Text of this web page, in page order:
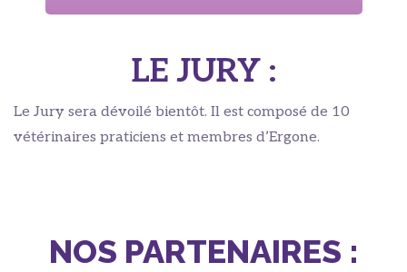
LE JURY :
Le Jury sera dévoilé bientôt. Il est composé de 10
vétérinaires praticiens et membres d’Ergone.
NOS PARTENAIRES :